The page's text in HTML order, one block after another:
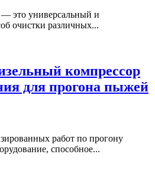
— это универсальный и
очистки различных...
компрессор
для прогона пыжей
работ по прогону
способное...